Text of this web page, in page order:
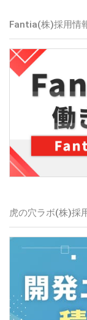
Fantia(株)採用情
虎の穴ラボ(株)採